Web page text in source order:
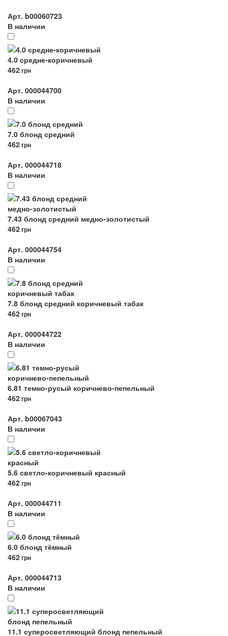
Арт. b00060723
В наличии
4.0 средне-коричневый
462грн
Арт. 000044700
В наличии
7.0 блонд средний
462грн
Арт. 000044718
В наличии
7.43 блонд средний медно-золотистый
462грн
Арт. 000044754
В наличии
7.8 блонд средний коричневый табак
462грн
Арт. 000044722
В наличии
6.81 темно-русый коричнево-пепельный
462грн
Арт. b00067043
В наличии
5.6 светло-коричневый красный
462грн
Арт. 000044711
В наличии
6.0 блонд тёмный
462грн
Арт. 000044713
В наличии
11.1 суперосветляющий блонд пепельный